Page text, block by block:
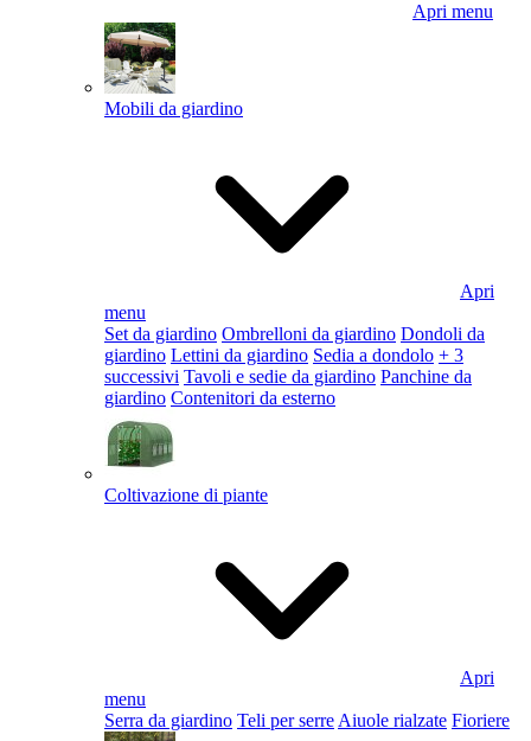
Apri menu
Mobili da giardino
Apri
menu
Set da giardino Ombrelloni da giardino Dondoli da
giardino Lettini da giardino Sedia a dondolo + 3
successivi Tavoli e sedie da giardino Panchine da
giardino Contenitori da esterno
Coltivazione di piante
Apri
menu
Serra da giardino Teli per serre Aiuole rialzate Fioriere